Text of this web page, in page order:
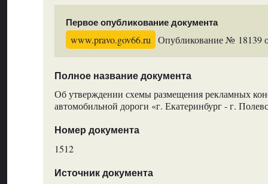
Первое опубликование документа
www.pravo.gov66.ru Опубликование № 18139
Полное название документа
Об утверждении схемы размещения рекламных
автомобильной дороги «г. Екатеринбург - г.
Номер документа
1512
Источник документа